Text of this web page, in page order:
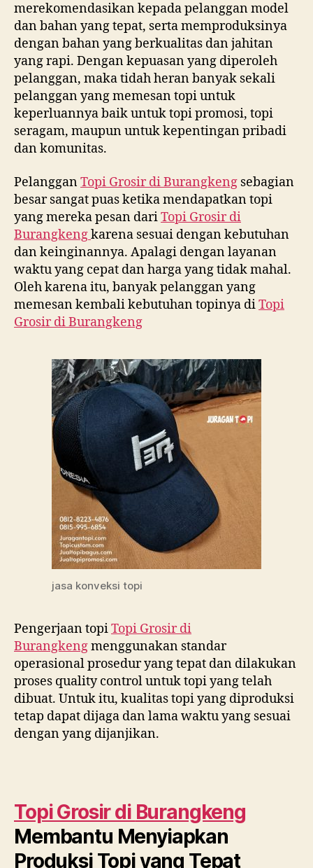
merekomendasikan kepada pelanggan model
dan bahan yang tepat, serta memproduksinya
dengan bahan yang berkualitas dan jahitan
yang rapi. Dengan kepuasan yang diperoleh
pelanggan, maka tidah heran banyak sekali
pelanggan yang memesan topi untuk
keperluannya baik untuk topi promosi, topi
seragam, maupun untuk kepentingan pribadi
dan komunitas.
PelangganTopi Grosir diBurangkeng sebagian
besar sangat puas ketika mendapatkan topi
yang mereka pesan dariTopi Grosir di
Burangkengkarena sesuai dengan kebutuhan
dan keinginannya. Apalagi dengan layanan
waktu yang cepat dan harga yang tidak mahal.
Oleh karena itu, banyak pelanggan yang
memesan kembali kebutuhan topinya diTopi
Grosir diBurangkeng
jasa konveksi topi
Pengerjaan topiTopi Grosir di
Burangkengmenggunakan standar
operasional prosedur yang tepat dan dilakukan
proses quality control untuk topi yang telah
dibuat. Untuk itu, kualitas topi yang diproduksi
tetap dapat dijaga dan lama waktu yang sesuai
dengan yang dijanjikan.
Topi Grosir di Burangkeng
Membantu Menyiapkan
Produksi Topi yang Tepat